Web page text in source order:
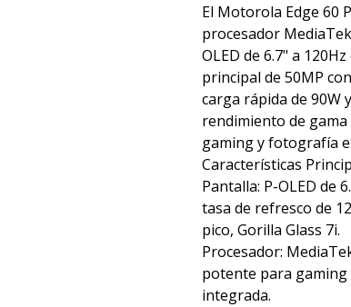
El Motorola Edge 60
procesador
OLED de 6.7" a
principal de 50MP
carga rápida de 90W
rendimiento de
gaming y fotografía
Características
Pantalla: P-OLED de
tasa de refresco de
pico, Gorilla Glass 7i.
Procesador:
potente para gaming
integrada.